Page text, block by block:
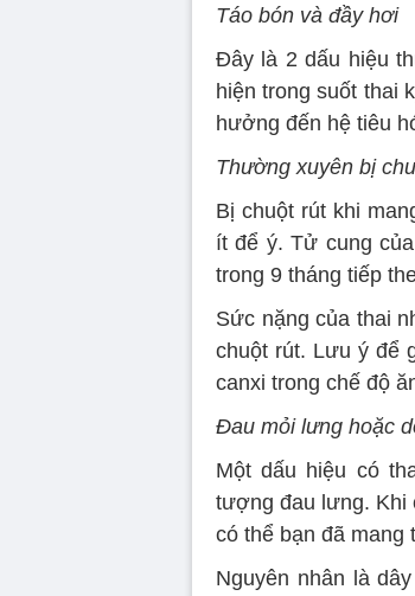
Táo bón và đầy hơi
Đây là 2 dấu hiệu
hiện trong suốt thai
hưởng đến hệ tiêu
Thường xuyên bị
Bị chuột rút khi
ít để ý. Tử cung
trong 9 tháng tiếp
Sức nặng của thai
chuột rút. Lưu ý để
canxi trong chế độ
Đau mỏi lưng hoặc
Một dấu hiệu có
tượng đau lưng. Khi
có thể bạn đã mang
Nguyên nhân là